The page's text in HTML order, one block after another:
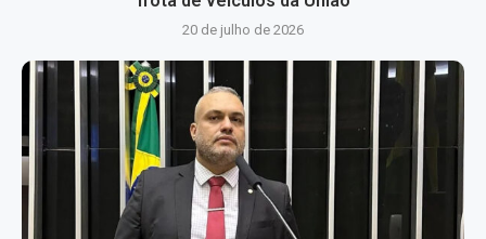
20 de julho de 2026